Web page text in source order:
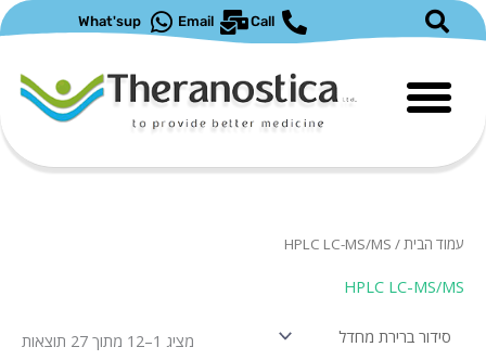
Call
Email
What'sup
הבית/ HPLC LC-MS/MS
HPLC LC-MS/